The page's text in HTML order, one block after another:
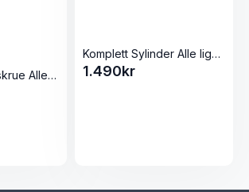
Sylinder holde skrue Alle modeller Pølsestappere
Komplett Sylinder Alle liggende 5L Pølsestappere
1.490kr